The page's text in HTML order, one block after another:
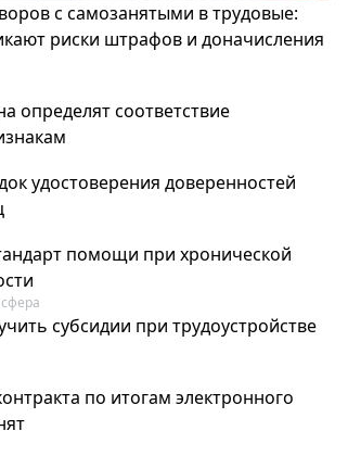
с самозанятыми в трудовые:
риски штрафов и доначисления
определят соответствие
удостоверения доверенностей
помощи при хронической
субсидии при трудоустройстве
по итогам электронного